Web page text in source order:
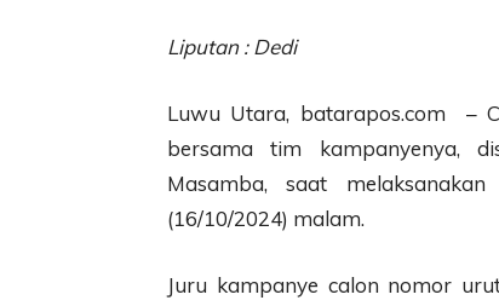
Liputan : Dedi
Luwu Utara, batarapos.com –
bersama tim kampanyenya,
Masamba, saat
(16/10/2024) malam.
Juru kampanye calon nomor